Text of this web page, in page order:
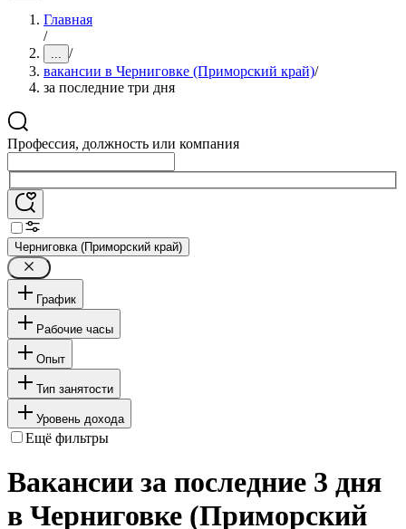
Главная
/
... /
вакансии в Черниговке (Приморский край)/
за последние три дня
Профессия, должность или компания
Черниговка (Приморский край)
График
Рабочие часы
Опыт
Тип занятости
Уровень дохода
Ещё фильтры
Вакансии за последние 3 дня
в Черниговке (Приморский